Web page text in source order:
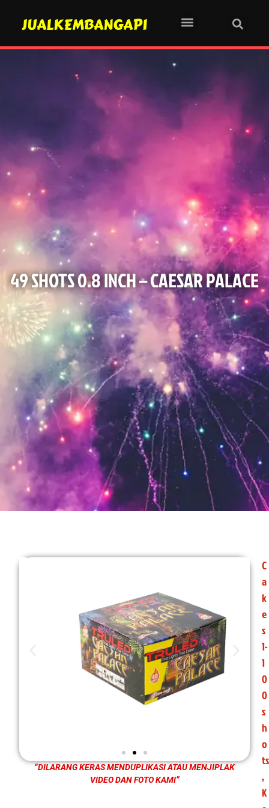
JUALKEMBANGAPI
49 SHOTS 0.8 INCH – CAESAR PALACE
“DILARANG KERAS MENDUPLIKASI ATAU MENJIPLAK
VIDEO DAN FOTO KAMI”
C
a
k
e
s
1-
1
0
0
s
h
o
ts
,
K